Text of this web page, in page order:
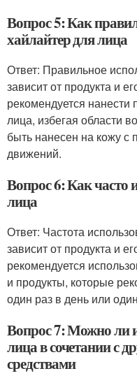
Вопрос 5: Как
хайлайтер для лица
Ответ: Правильное
зависит от продукта и
рекомендуется нанести
лица, избегая области
быть нанесен на кожу
движений.
Вопрос 6: Как часто
лица
Ответ: Частота
зависит от продукта и
рекомендуется
и продукты, которые
один раз в день или
Вопрос 7: Можно ли
лица в сочетании с
средствами